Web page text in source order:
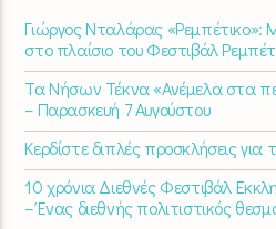
Γιώργος Νταλάρας «Ρεμπέτικο»:
στο πλαίσιο του Φεστιβάλ
Τα Νήσων Τέκνα «Ανέμελα στα
– Παρασκευή 7 Αυγούστου
Κερδίστε διπλές προσκλήσεις για
10 χρόνια Διεθνές Φεστιβάλ
– Ένας διεθνής πολιτιστικός